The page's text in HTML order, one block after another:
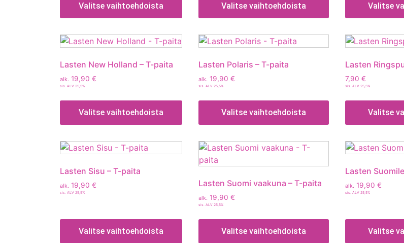
Valitse vaihtoehdoista Valitse vaihtoehdoista Valitse
Lasten New Holland – T-paita
alk. 19,90 €
sis. ALV 25,5%
Valitse vaihtoehdoista
Lasten Polaris – T-paita
alk. 19,90 €
sis. ALV 25,5%
Valitse vaihtoehdoista
Lasten
7,90 €
sis. ALV 25,5%
Valitse
Lasten Sisu – T-paita
alk. 19,90 €
sis. ALV 25,5%
Valitse vaihtoehdoista
Lasten Suomi vaakuna – T-paita
alk. 19,90 €
sis. ALV 25,5%
Valitse vaihtoehdoista
Lasten
alk. 19,90 €
sis. ALV 25,5%
Valitse